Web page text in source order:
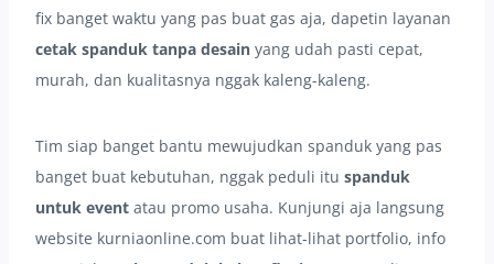
fix banget waktu yang pas buat gas aja, dapetin layanan
cetak spanduk tanpa desain yang udah pasti cepat,
murah, dan kualitasnya nggak kaleng-kaleng.
Tim siap banget bantu mewujudkan spanduk yang pas
banget buat kebutuhan, nggak peduli itu spanduk
untuk event atau promo usaha. Kunjungi aja langsung
website kurniaonline.com buat lihat-lihat portfolio, info